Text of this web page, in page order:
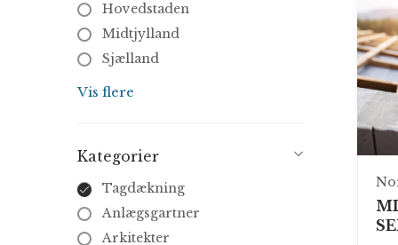
Hovedstaden
Midtjylland
Sjælland
Syddanmark
Vis flere
Kategorier
Tagdækning
Anlægsgartner
Arkitekter